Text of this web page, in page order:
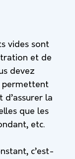
vides sont
et de
devez
permettent
d’assurer la
que les
etc.
c’est-